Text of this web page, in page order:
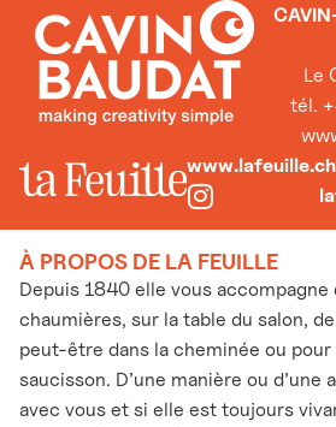
Le
tél.
www.lafeuille.ch
À PROPOS DE LA FEUILLE
Depuis 1840 elle vous accompagne
chaumières, sur la table du salon,
peut-être dans la cheminée ou
saucisson. D’une manière ou d’une
avec vous et si elle est toujours